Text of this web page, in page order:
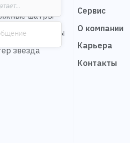
шатры
шатры
звезда
Сервис
О компании
Карьера
Контакты